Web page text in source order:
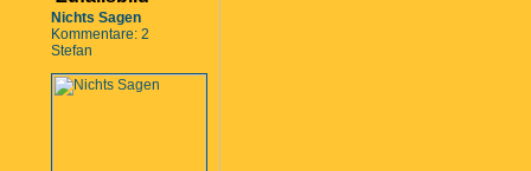
Nichts Sagen
Kommentare: 2
Stefan